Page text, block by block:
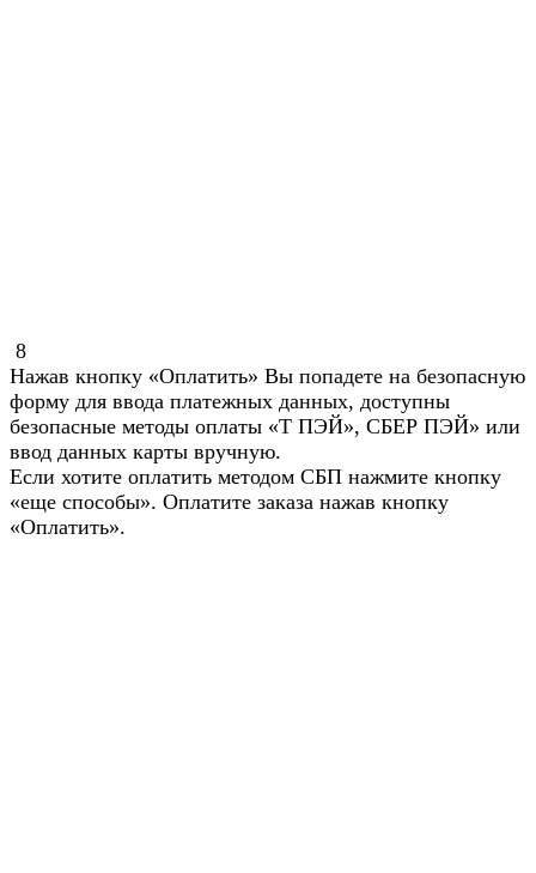
8
Нажав кнопку «Оплатить» Вы попадете на безопасную
форму для ввода платежных данных, доступны
безопасные методы оплаты «Т ПЭЙ», СБЕР ПЭЙ» или
ввод данных карты вручную.
Если хотите оплатить методом СБП нажмите кнопку
«еще способы». Оплатите заказа нажав кнопку
«Оплатить».